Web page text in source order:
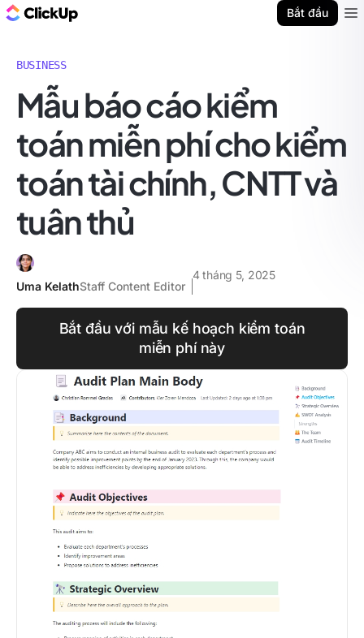
Bắt đầu
BUSINESS
Mẫu báo cáo kiểm
toán miễn phí cho kiểm
toán tài chính, CNTT và
tuân thủ
Uma KelathStaff Content Editor
4 tháng 5, 2025
Bắt đầu với mẫu kế hoạch kiểm toán
miễn phí này